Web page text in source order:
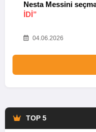
Nesta Messini
IDI”
04.06.2026
TOP 5